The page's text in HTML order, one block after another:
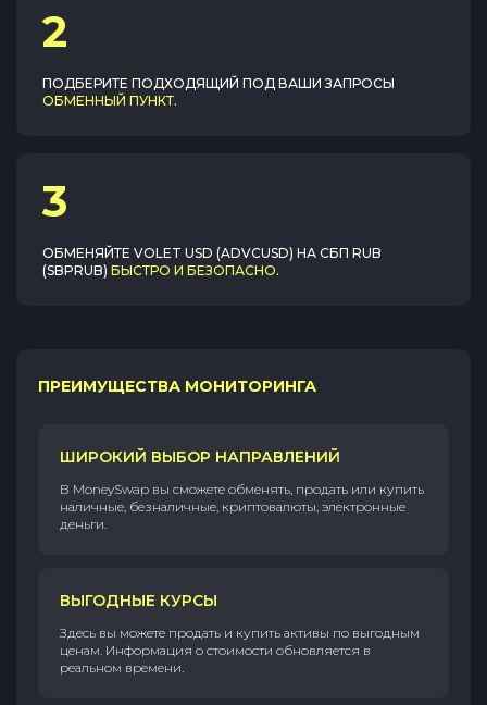
2
ПОДБЕРИТЕ ПОДХОДЯЩИЙ ПОД ВАШИ ЗАПРОСЫ
ОБМЕННЫЙ ПУНКТ.
3
ОБМЕНЯЙТЕ VOLET USD (ADVCUSD) НА СБП RUB
(SBPRUB) БЫСТРО И БЕЗОПАСНО.
ПРЕИМУЩЕСТВА МОНИТОРИНГА
ШИРОКИЙ ВЫБОР НАПРАВЛЕНИЙ
В MoneySwap вы сможете обменять, продать или купить
наличные, безналичные, криптовалюты, электронные
деньги.
ВЫГОДНЫЕ КУРСЫ
Здесь вы можете продать и купить активы по выгодным
ценам. Информация о стоимости обновляется в
реальном времени.